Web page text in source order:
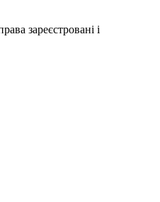
зареєстровані і